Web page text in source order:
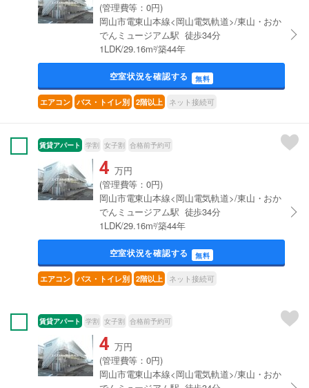
(管理費等：0円)
岡山市電東山本線<岡山電気軌道>/東山・おか
でんミュージアム駅 徒歩34分
1LDK/29.16m²/築44年
空室状況を確認する 無料
エアコン バス・トイレ別 2階以上 ネット接続可
賃貸アパート 学割 女子割 合格前予約可
4 万円
(管理費等：0円)
岡山市電東山本線<岡山電気軌道>/東山・おか
でんミュージアム駅 徒歩34分
1LDK/29.16m²/築44年
空室状況を確認する 無料
エアコン バス・トイレ別 2階以上 ネット接続可
賃貸アパート 学割 女子割 合格前予約可
4 万円
(管理費等：0円)
岡山市電東山本線<岡山電気軌道>/東山・おか